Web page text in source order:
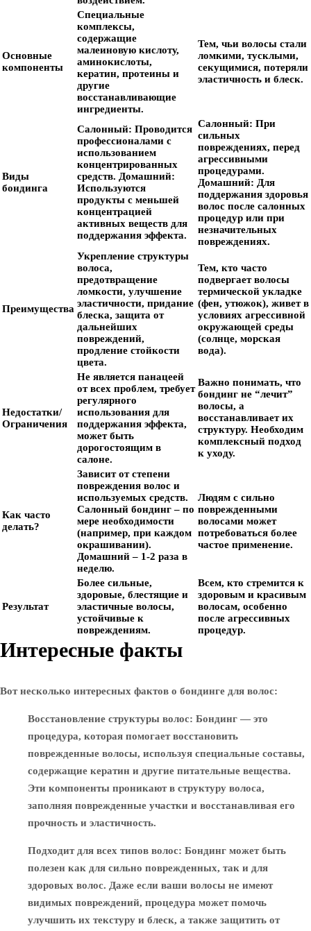
Основные
компоненты
Специальные
комплексы,
содержащие
малеиновую кислоту,
аминокислоты,
кератин, протеины и
другие
восстанавливающие
ингредиенты.
Тем, чьи волосы стали
ломкими, тусклыми,
секущимися, потеряли
эластичность и блеск.
Виды
бондинга
Салонный: Проводится
профессионалами с
использованием
концентрированных
средств. Домашний:
Используются
продукты с меньшей
концентрацией
активных веществ для
поддержания эффекта.
Салонный: При
сильных
повреждениях, перед
агрессивными
процедурами.
Домашний: Для
поддержания здоровья
волос после салонных
процедур или при
незначительных
повреждениях.
Преимущества
Укрепление структуры
волоса,
предотвращение
ломкости, улучшение
эластичности, придание
блеска, защита от
дальнейших
повреждений,
продление стойкости
цвета.
Тем, кто часто
подвергает волосы
термической укладке
(фен, утюжок), живет в
условиях агрессивной
окружающей среды
(солнце, морская
вода).
Недостатки/
Ограничения
Не является панацеей
от всех проблем, требует
регулярного
использования для
поддержания эффекта,
может быть
дорогостоящим в
салоне.
Важно понимать, что
бондинг не “лечит”
волосы, а
восстанавливает их
структуру. Необходим
комплексный подход
к уходу.
Как часто
делать?
Зависит от степени
повреждения волос и
используемых средств.
Салонный бондинг – по
мере необходимости
(например, при каждом
окрашивании).
Домашний – 1-2 раза в
неделю.
Людям с сильно
поврежденными
волосами может
потребоваться более
частое применение.
Результат
Более сильные,
здоровые, блестящие и
эластичные волосы,
устойчивые к
повреждениям.
Всем, кто стремится к
здоровым и красивым
волосам, особенно
после агрессивных
процедур.
Интересные факты
Вот несколько интересных фактов о бондинге для волос:
Восстановление структуры волос: Бондинг — это
процедура, которая помогает восстановить
поврежденные волосы, используя специальные составы,
содержащие кератин и другие питательные вещества.
Эти компоненты проникают в структуру волоса,
заполняя поврежденные участки и восстанавливая его
прочность и эластичность.
Подходит для всех типов волос: Бондинг может быть
полезен как для сильно поврежденных, так и для
здоровых волос. Даже если ваши волосы не имеют
видимых повреждений, процедура может помочь
улучшить их текстуру и блеск, а также защитить от